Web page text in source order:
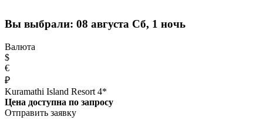
Вы выбрали: 08 августа Сб, 1 ночь
Валюта
$
€
₽
Kuramathi Island Resort 4*
Цена доступна по запросу
Отправить заявку